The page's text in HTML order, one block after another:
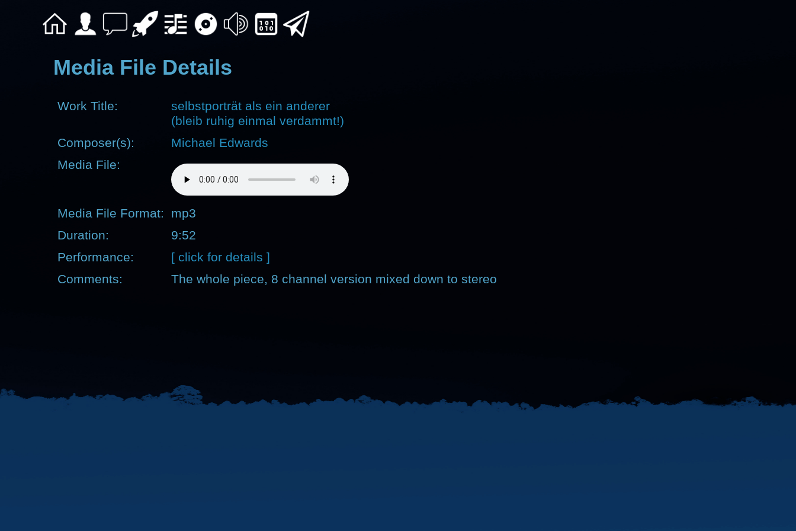
Media File Details
Work Title:
selbstporträt als ein anderer
(bleib ruhig einmal verdammt!)
Composer(s):
Michael Edwards
Media File:
Media File Format:
mp3
Duration:
9:52
Performance:
[ click for details ]
Comments:
The whole piece, 8 channel version mixed down to stereo